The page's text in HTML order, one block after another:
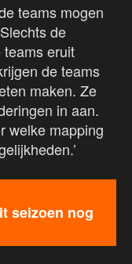
teams mogen
de
eruit
de teams
maken. Ze
in aan.
welke mapping
seizoen nog